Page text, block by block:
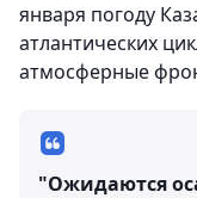
января погоду
атлантических
атмосферные
"Ожидаются